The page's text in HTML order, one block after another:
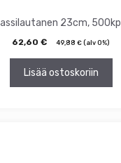
23cm,
62,60 € 49,88 € (alv 0%)
Lisää ostoskoriin